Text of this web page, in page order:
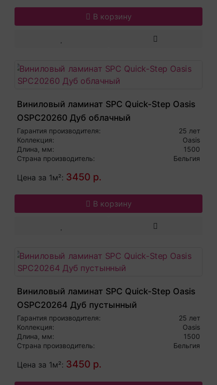
В корзину
Виниловый ламинат SPC Quick-Step Oasis
OSPC20260 Дуб облачный
Гарантия производителя:
25 лет
Коллекция:
Oasis
Длина, мм:
1500
Страна производитель:
Бельгия
Цена за 1м²: 3450 р.
В корзину
Виниловый ламинат SPC Quick-Step Oasis
OSPC20264 Дуб пустынный
Гарантия производителя:
25 лет
Коллекция:
Oasis
Длина, мм:
1500
Страна производитель:
Бельгия
Цена за 1м²: 3450 р.